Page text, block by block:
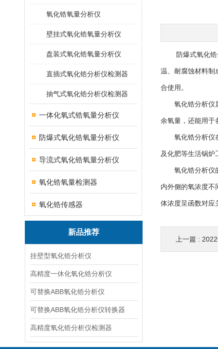
氧化锆氧量分析仪
壁挂式氧化锆氧量分析仪
盘装式氧化锆氧量分析仪
直插式氧化锆分析仪检测器
抽气式氧化锆分析仪检测器
一体化氧式锆氧量分析仪
防爆式氧化锆氧量分析仪
导流式氧化锆氧量分析仪
氧化锆氧量检测器
氧化锆传感器
新品推荐
挂壁型氧化锆分析仪
高精度一休化氧化锆分析仪
可替换ABB氧化锆分析仪
可替换ABB氧化锆分析仪转换器
高精度氧化锆分析仪检测器
防爆式氧化锆分
温、耐腐蚀材料制
合使用。
氧化锆分析仪属
余氧量，还能用于
氧化锆分析仪在
及化肥等生活锅炉
氧化锆分析仪的
内外侧的氧浓度不
体浓度呈函数对应
上一篇 :